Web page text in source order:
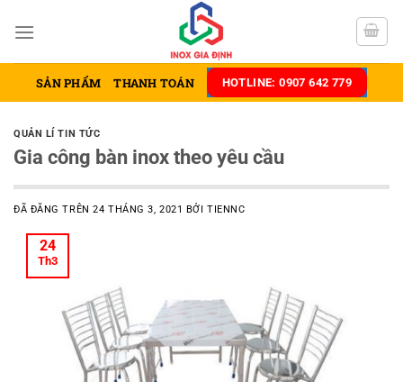
đến
SẢN PHẨM THANH TOÁN HOTLINE: 0907 642 779
QUẢN LÍ TIN TỨC
Gia công bàn inox theo yêu cầu
ĐÃ ĐĂNG TRÊN24 THÁNG 3, 2021 BỞITIENNC
24
Th3